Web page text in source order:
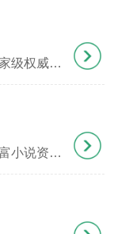
适合临时更
改价格或补充说
人民日报少年客户端是由国家级权威媒体专为青少年打造的综合性学习平台，该应用创新性地采用学龄分段设计，覆盖从幼儿园到高中全年龄段，通过 "新闻+教育 "的融合模
七猫免费小说是一款提供丰富小说资源的阅读软件，吸引了大量小说狂热粉。拥有广泛的小说库，包括都市、玄幻、言情等热门分类，满足各种不同用户的阅读需求。